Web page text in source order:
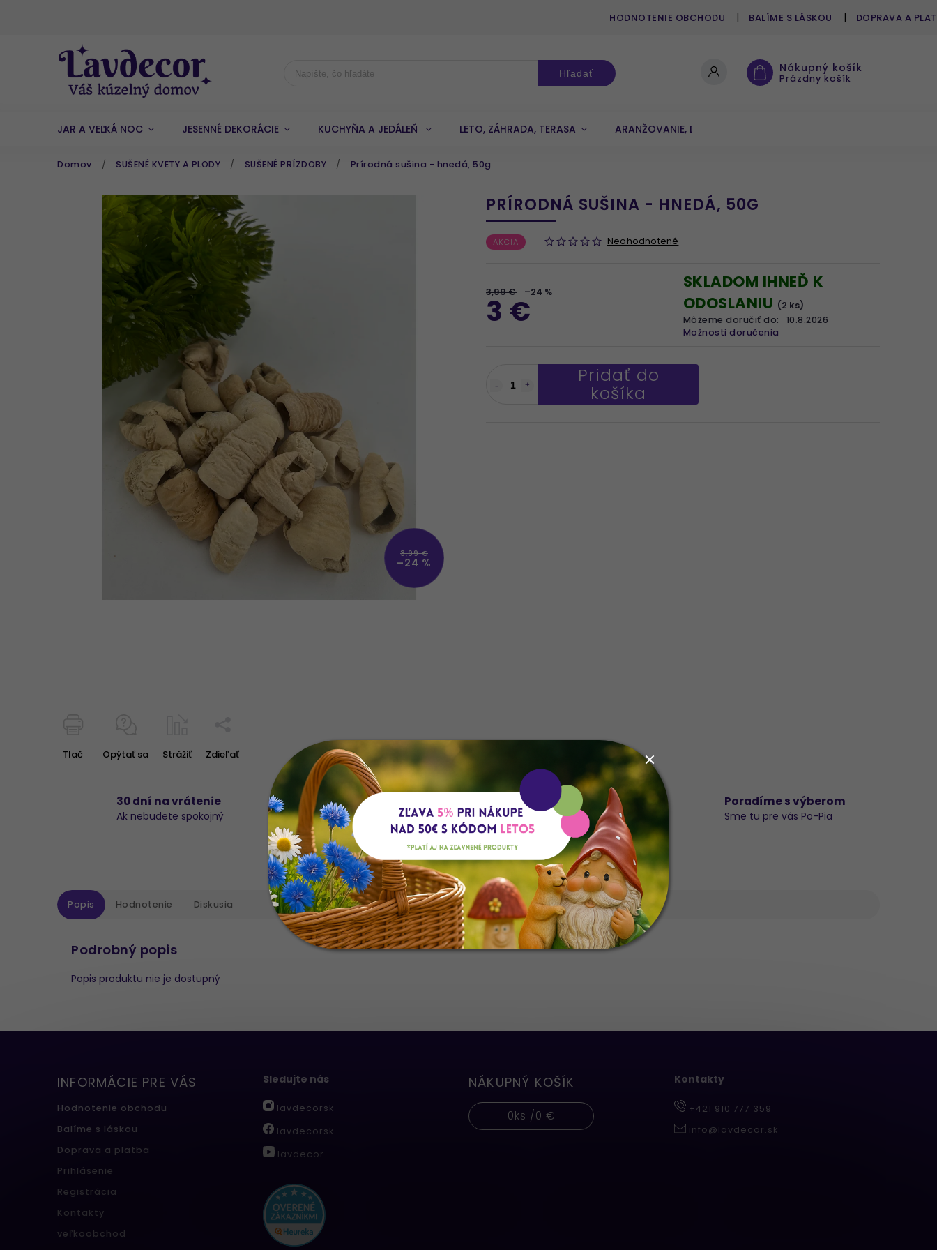
HODNOTENIE OBCHODU BALÍME S LÁSKOU DOPRAVA A
Hľadať Nákupný košík
Prázdny košík
JAR A VEĽKÁ NOC JESENNÉ DEKORÁCIE KUCHYŇA A JEDÁLEŇ LETO, ZÁHRADA, TERASA ARANŽOVANIE, DEKOROVANIE
Domov / SUŠENÉ KVETY A PLODY / SUŠENÉ PRÍZDOBY / Prírodná sušina - hnedá, 50g
3,99 €
–24 %
Tlač Opýtať sa Strážiť Zdieľať
PRÍRODNÁ SUŠINA - HNEDÁ, 50G
AKCIA Neohodnotené
3,99 € –24 %
3 €
SKLADOM IHNEĎ K
ODOSLANIU (2 ks)
Môžeme doručiť do:
10.8.2026
Možnosti doručenia
Pridať do
košíka
30 dní na vrátenie
Ak nebudete spokojný
Doprava zdarma
Pri nákupe nad 50 EUR
Oceňovaný obchod
98% na Heureka.sk
Poradíme s výberom
Sme tu pre vás Po-Pia
Popis Hodnotenie Diskusia
Podrobný popis
Popis produktu nie je dostupný
INFORMÁCIE PRE VÁS
Hodnotenie obchodu
Balíme s láskou
Doprava a platba
Prihlásenie
Registrácia
Kontakty
veľkoobchod
Sledujte nás
lavdecorsk
lavdecorsk
lavdecor
NÁKUPNÝ KOŠÍK
0ks /0 €
Kontakty
+421 910 777 359
info@lavdecor.sk